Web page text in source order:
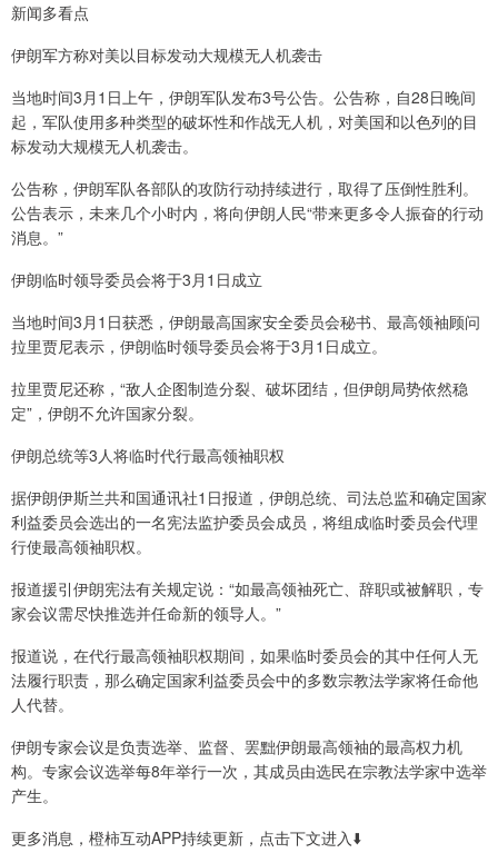
新闻多看点
伊朗军方称对美以目标发动大规模无人机袭击
当地时间3月1日上午，伊朗军队发布3号公告。公告称，自28日晚间
起，军队使用多种类型的破坏性和作战无人机，对美国和以色列的目
标发动大规模无人机袭击。
公告称，伊朗军队各部队的攻防行动持续进行，取得了压倒性胜利。
公告表示，未来几个小时内，将向伊朗人民“带来更多令人振奋的行动
消息。”
伊朗临时领导委员会将于3月1日成立
当地时间3月1日获悉，伊朗最高国家安全委员会秘书、最高领袖顾问
拉里贾尼表示，伊朗临时领导委员会将于3月1日成立。
拉里贾尼还称，“敌人企图制造分裂、破坏团结，但伊朗局势依然稳
定”，伊朗不允许国家分裂。
伊朗总统等3人将临时代行最高领袖职权
据伊朗伊斯兰共和国通讯社1日报道，伊朗总统、司法总监和确定国家
利益委员会选出的一名宪法监护委员会成员，将组成临时委员会代理
行使最高领袖职权。
报道援引伊朗宪法有关规定说：“如最高领袖死亡、辞职或被解职，专
家会议需尽快推选并任命新的领导人。”
报道说，在代行最高领袖职权期间，如果临时委员会的其中任何人无
法履行职责，那么确定国家利益委员会中的多数宗教法学家将任命他
人代替。
伊朗专家会议是负责选举、监督、罢黜伊朗最高领袖的最高权力机
构。专家会议选举每8年举行一次，其成员由选民在宗教法学家中选举
产生。
更多消息，橙柿互动APP持续更新，点击下文进入⬇️